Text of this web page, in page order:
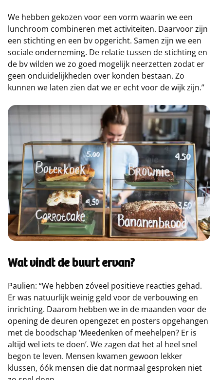
We hebben gekozen voor een vorm waarin we een
lunchroom combineren met activiteiten. Daarvoor zijn
een stichting en een bv opgericht. Samen zijn we een
sociale onderneming. De relatie tussen de stichting en
de bv wilden we zo goed mogelijk neerzetten zodat er
geen onduidelijkheden over konden bestaan. Zo
kunnen we laten zien dat we er echt voor de wijk zijn.”
Wat vindt de buurt ervan?
Paulien: “We hebben zóveel positieve reacties gehad.
Er was natuurlijk weinig geld voor de verbouwing en
inrichting. Daarom hebben we in de maanden voor de
opening de deuren opengezet en posters opgehangen
met de boodschap ‘Meedenken of meehelpen? Er is
altijd wel iets te doen’. We zagen dat het al heel snel
begon te leven. Mensen kwamen gewoon lekker
klussen, óók mensen die dat normaal gesproken niet